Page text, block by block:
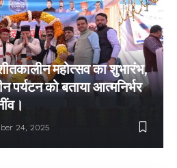
महोत्सव का शुभारंभ,
पर्यटन को बताया आत्मनिर्भर
24, 2025